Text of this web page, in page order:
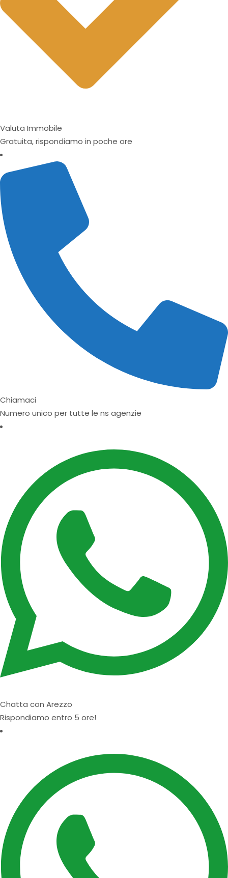
Valuta Immobile
Gratuita, rispondiamo in poche ore
Chiamaci
Numero unico per tutte le ns agenzie
Chatta con Arezzo
Rispondiamo entro 5 ore!